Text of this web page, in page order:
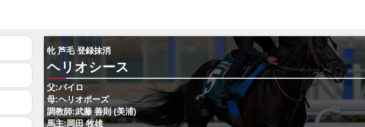
牝 芦毛 登録抹消
ヘリオシース
父:パイロ
母:ヘリオポーズ
調教師:武藤 善則 (美浦)
馬主:岡田 牧雄